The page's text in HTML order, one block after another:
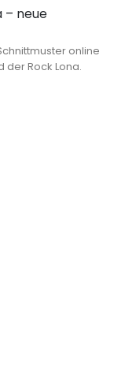
– neue
online
der Rock Lona.